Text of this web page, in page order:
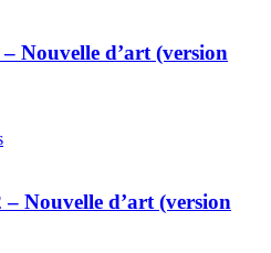
Nouvelle d’art (version
– Nouvelle d’art (version